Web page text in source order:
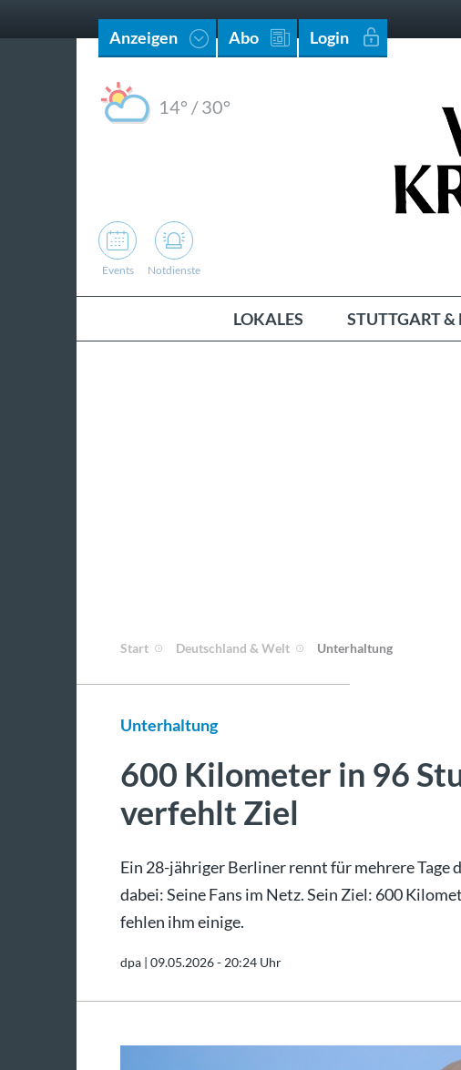
Anzeigen Abo Login
14° /30°
Events Notdienste
LOKALES STUTTGART
Start Deutschland & Welt Unterhaltung
Unterhaltung
600 Kilometer in 96
verfehlt Ziel
Ein 28-jähriger Berliner rennt für mehrere
dabei: Seine Fans im Netz. Sein Ziel: 600
fehlen ihm einige.
dpa | 09.05.2026 - 20:24 Uhr